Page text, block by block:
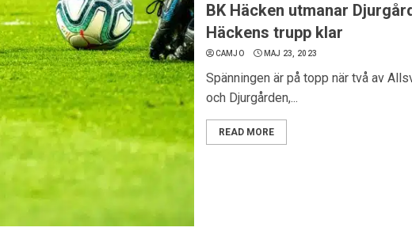
BK Häcken utmanar
Häckens trupp klar
CAMJO MAJ 23, 2023
Spänningen är på topp när två av
och Djurgården,...
READ MORE